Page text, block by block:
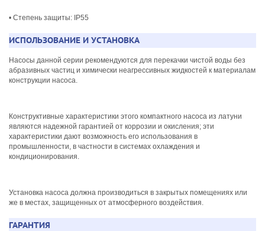
• Степень защиты: IP55
ИСПОЛЬЗОВАНИЕ И УСТАНОВКА
Насосы данной серии рекомендуются для перекачки чистой воды без
абразивных частиц и химически неагрессивных жидкостей к материалам
конструкции насоса.
Конструктивные характеристики этого компактного насоса из латуни
являются надежной гарантией от коррозии и окисления; эти
характеристики дают возможность его использования в
промышленности, в частности в системах охлаждения и
кондиционирования.
Установка насоса должна производиться в закрытых помещениях или
же в местах, защищенных от атмосферного воздействия.
ГАРАНТИЯ